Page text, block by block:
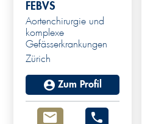
FEBVS
Aortenchirurgie und
komplexe
Gefässerkrankungen
Zürich
Zum Profil